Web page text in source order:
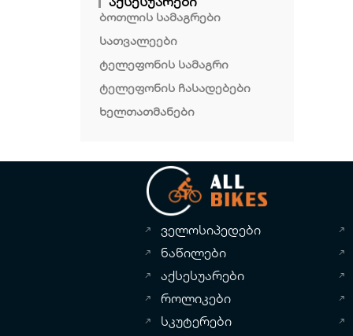
ბოთლის სამაგრები
სათვალეები
ტელეფონის სამაგრი
ტელეფონის ჩასადებები
ხელთათმანები
ველოსიპედები
ნაწილები
აქსესუარები
როლიკები
სკუტერები